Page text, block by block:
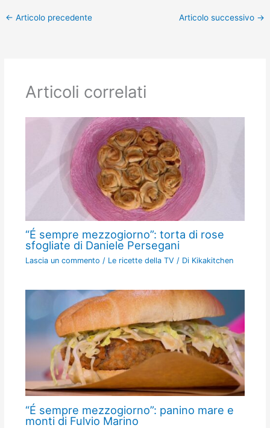
← Articolo precedente Articolo successivo →
Articoli correlati
“É sempre mezzogiorno”: torta di rose
sfogliate di Daniele Persegani
Lascia un commento / Le ricette della TV / Di Kikakitchen
“É sempre mezzogiorno”: panino mare e
monti di Fulvio Marino